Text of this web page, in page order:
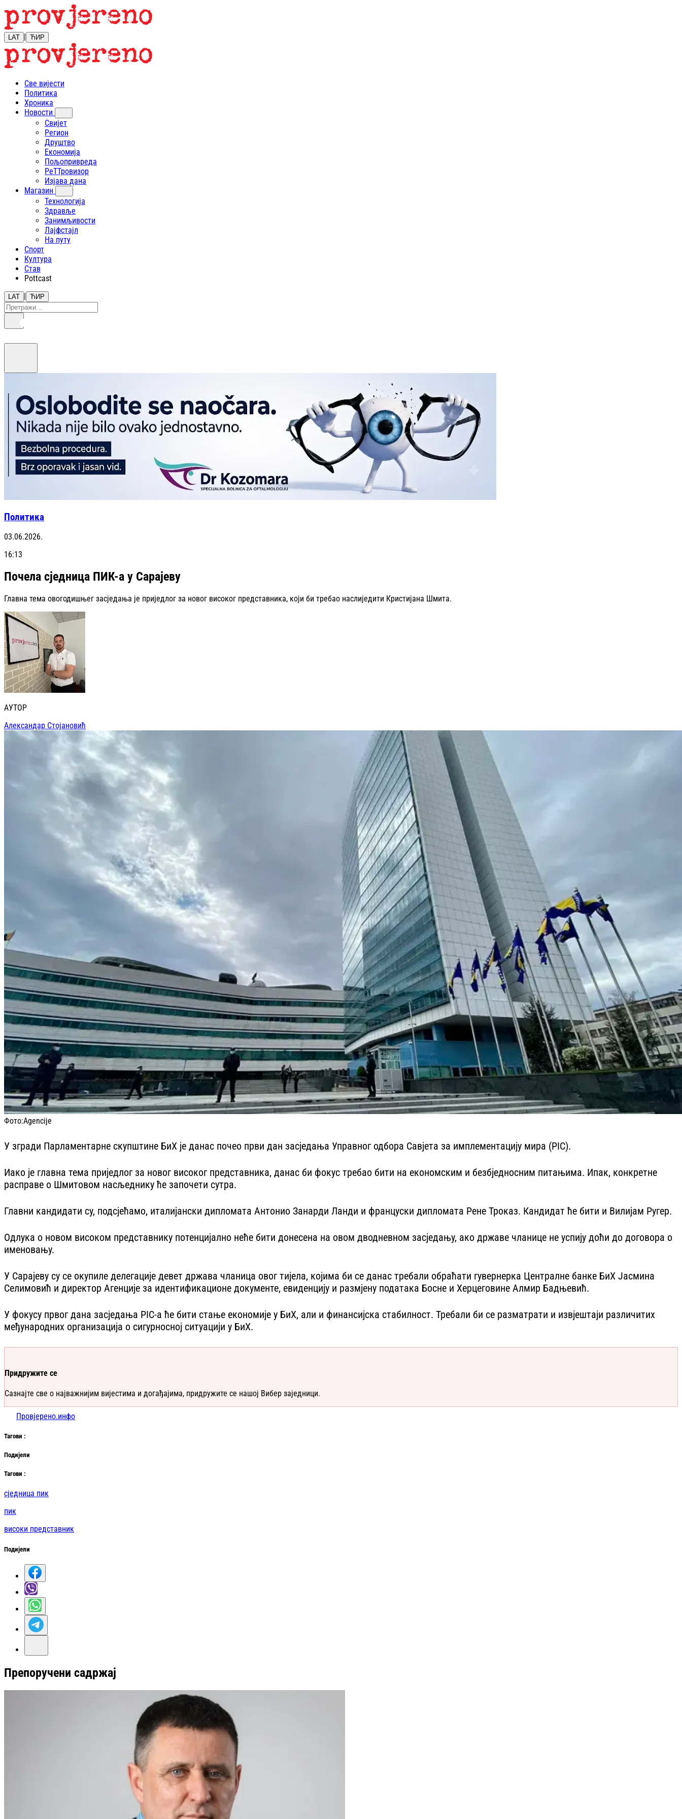
LAT | ЋИР
Све вијести
Политика
Хроника
Новости
Свијет
Регион
Друштво
Економија
Пољопривреда
РеТТровизор
Изјава дана
Магазин
Технологија
Здравље
Занимљивости
Лајфстajл
На путу
Спорт
Култура
Став
Pottcast
LAT | ЋИР
Политика
03.06.2026.
16:13
Почела сједница ПИК-а у Сарајеву
Главна тема овогодишњег засједања је приједлог за новог високог представника, који би требао наслиједити Кристијана Шмита.
АУТОР
Александар Стојановић
Фото:Agencije
У згради Парламентарне скупштине БиХ је данас почео први дан засједања Управног одбора Савјета за имплементацију мира (PIC).
Иако је главна тема приједлог за новог високог представника, данас би фокус требао бити на економским и безбједносним питањима. Ипак, конкретне
расправе о Шмитовом насљеднику ће започети сутра.
Главни кандидати су, подсјећамо, италијански дипломата Антонио Занарди Ланди и француски дипломата Рене Троказ. Кандидат ће бити и Вилијам Ругер.
Одлука о новом високом представнику потенцијално неће бити донесена на овом дводневном засједању, ако државе чланице не успију доћи до договора о
именовању.
У Сарајеву су се окупиле делегације девет држава чланица овог тијела, којима би се данас требали обраћати гувернерка Централне банке БиХ Јасмина
Селимовић и директор Агенције за идентификационе документе, евиденцију и размјену података Босне и Херцеговине Алмир Бадњевић.
У фокусу првог дана засједања PIC-а ће бити стање економије у БиХ, али и финансијска стабилност. Требали би се разматрати и извјештаји различитих
међународних организација о сигурносној ситуацији у БиХ.
Придружите се
Сазнајте све о најважнијим вијестима и догађајима, придружите се нашој Вибер заједници.
Провјерено.инфо
Тагови :
Подијели
Тагови :
сједница пик
пик
високи представник
Подијели
Препоручени садржај